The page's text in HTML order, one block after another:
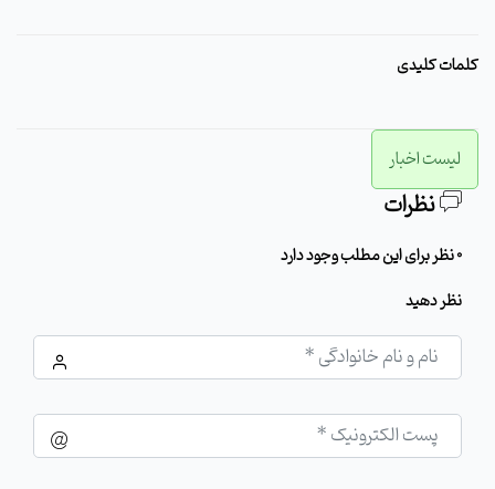
کلمات کلیدی
لیست اخبار
نظرات
0 نظر برای این مطلب وجود دارد
نظر دهید